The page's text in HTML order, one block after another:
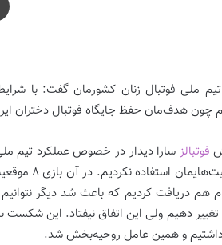
ملی فوتبال زنان کشورمان گفت: با
چون هدف‌مان حفظ جایگاه فوتبال دختران
فوتبالز سارا دیدار در خصوص عملکرد تیم
از
هم دریافت کردیم که باعث شد دیگر
تغییر دهیم ولی این اتفاق نیفتاد. این
داشتیم و همین عامل روحیه‌بخش شد.